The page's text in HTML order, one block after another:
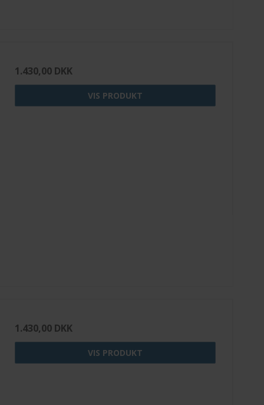
1.430,00 DKK
VIS PRODUKT
1.430,00 DKK
VIS PRODUKT